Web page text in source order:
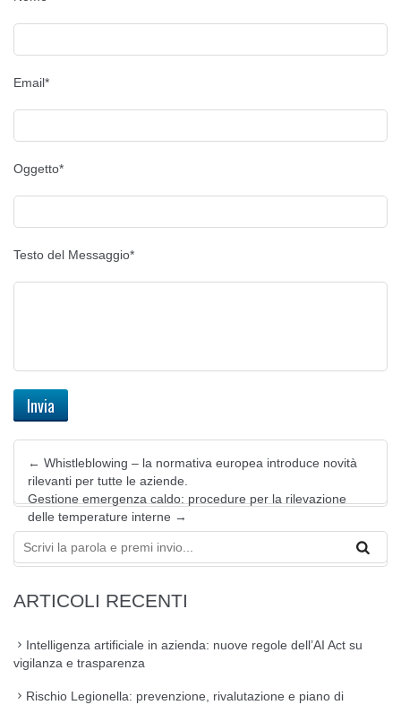
Email*
Oggetto*
Testo del Messaggio*
← Whistleblowing – la normativa europea introduce novità
rilevanti per tutte le aziende.
Gestione emergenza caldo: procedure per la rilevazione
delle temperature interne →
ARTICOLI RECENTI
Intelligenza artificiale in azienda: nuove regole dell’AI Act su
vigilanza e trasparenza
Rischio Legionella: prevenzione, rivalutazione e piano di